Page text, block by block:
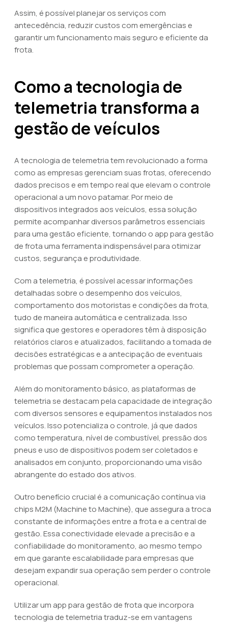
Assim, é possível planejar os serviços com
antecedência, reduzir custos com emergências e
garantir um funcionamento mais seguro e eficiente da
frota.
Como a tecnologia de
telemetria transforma a
gestão de veículos
A tecnologia de telemetria tem revolucionado a forma
como as empresas gerenciam suas frotas, oferecendo
dados precisos e em tempo real que elevam o controle
operacional a um novo patamar. Por meio de
dispositivos integrados aos veículos, essa solução
permite acompanhar diversos parâmetros essenciais
para uma gestão eficiente, tornando o app para gestão
de frota uma ferramenta indispensável para otimizar
custos, segurança e produtividade.
Com a telemetria, é possível acessar informações
detalhadas sobre o desempenho dos veículos,
comportamento dos motoristas e condições da frota,
tudo de maneira automática e centralizada. Isso
significa que gestores e operadores têm à disposição
relatórios claros e atualizados, facilitando a tomada de
decisões estratégicas e a antecipação de eventuais
problemas que possam comprometer a operação.
Além do monitoramento básico, as plataformas de
telemetria se destacam pela capacidade de integração
com diversos sensores e equipamentos instalados nos
veículos. Isso potencializa o controle, já que dados
como temperatura, nível de combustível, pressão dos
pneus e uso de dispositivos podem ser coletados e
analisados em conjunto, proporcionando uma visão
abrangente do estado dos ativos.
Outro benefício crucial é a comunicação contínua via
chips M2M (Machine to Machine), que assegura a troca
constante de informações entre a frota e a central de
gestão. Essa conectividade elevade a precisão e a
confiabilidade do monitoramento, ao mesmo tempo
em que garante escalabilidade para empresas que
desejam expandir sua operação sem perder o controle
operacional.
Utilizar um app para gestão de frota que incorpora
tecnologia de telemetria traduz-se em vantagens